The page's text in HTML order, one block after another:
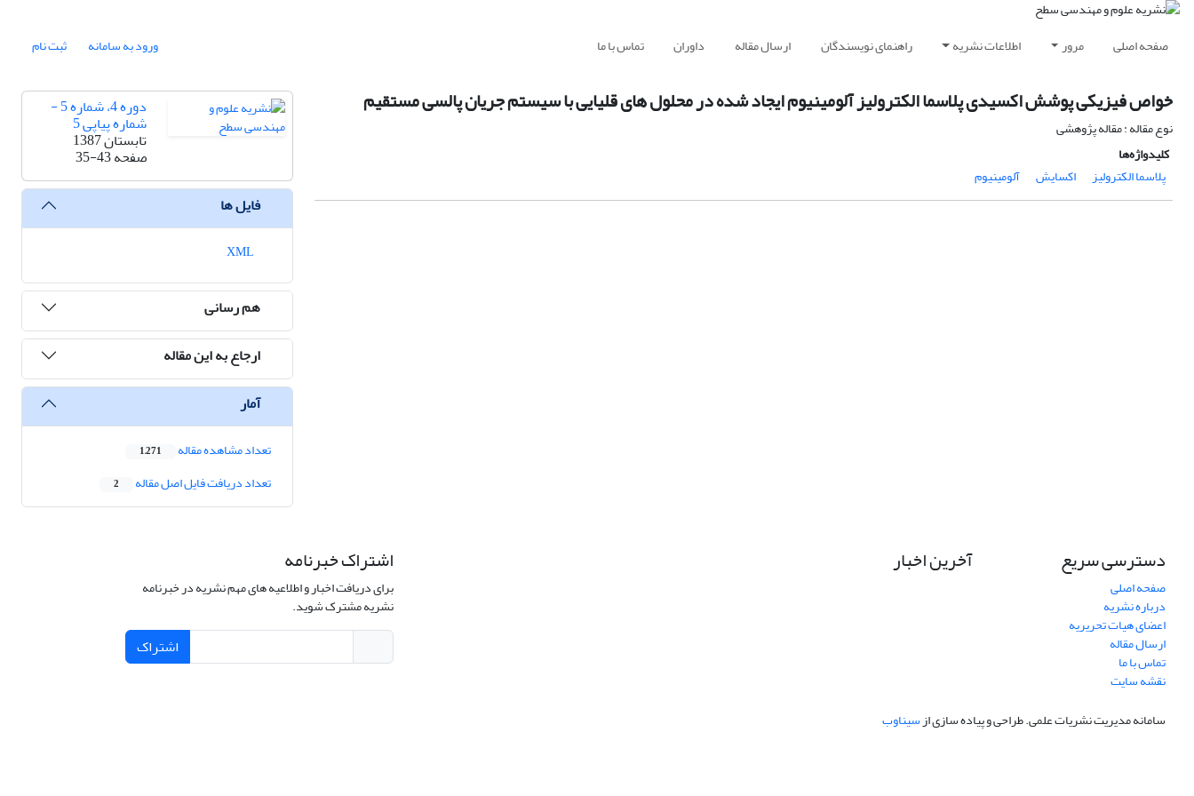
صفحه اصلی مرور اطلاعات نشریه راهنمای نویسندگان ارسال مقاله داوران تماس با ما ورود به سامانه ثبت نام
خواص فیزیکی پوشش اکسیدی پلاسما الکترولیز آلومینیوم ایجاد شده در محلول های قلیایی با سیستم جریان پالسی مستقیم
نوع مقاله : مقاله پژوهشی
کلیدواژه‌ها
پلاسما الکترولیز
اکسایش آلومینیوم
دوره 4، شماره 5 -
شماره پیاپی 5
تابستان 1387
صفحه35-43
فایل ها
هم رسانی
ارجاع به این مقاله
آمار
تعداد مشاهده مقاله 1,271
تعداد دریافت فایل اصل مقاله 2
دسترسی سریع
صفحه اصلی
درباره نشریه
اعضای هیات تحریریه
ارسال مقاله
تماس با ما
نقشه سایت
آخرین اخبار اشتراک خبرنامه
برای دریافت اخبار و اطلاعیه های مهم نشریه در خبرنامه
نشریه مشترک شوید.
اشتراک
سامانه مدیریت نشریات علمی.طراحی و پیاده سازی ازسیناوب